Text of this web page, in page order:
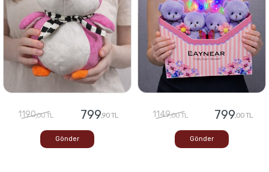
1190,00 TL 799,90 TL
Gönder
1149,00 TL 799,00 TL
Gönder